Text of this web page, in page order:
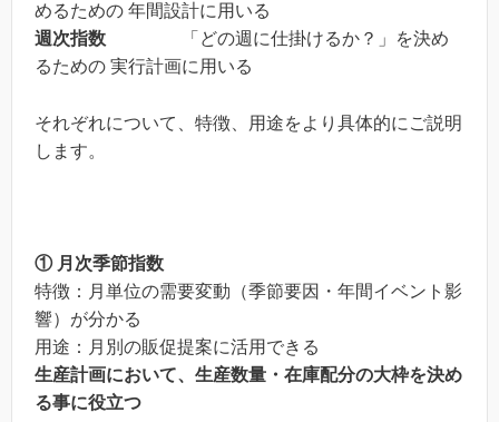
めるための 年間設計に用いる
週次指数 「どの週に仕掛けるか？」を決め
るための 実行計画に用いる
それぞれについて、特徴、用途をより具体的にご説明
します。
① 月次季節指数
特徴：月単位の需要変動（季節要因・年間イベント影
響）が分かる
用途：月別の販促提案に活用できる
生産計画において、生産数量・在庫配分の大枠を決め
る事に役立つ